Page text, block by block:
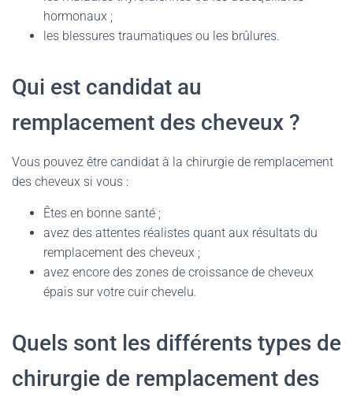
hormonaux ;
les blessures traumatiques ou les brûlures.
Qui est candidat au
remplacement des cheveux ?
Vous pouvez être candidat à la chirurgie de remplacement
des cheveux si vous :
Êtes en bonne santé ;
avez des attentes réalistes quant aux résultats du
remplacement des cheveux ;
avez encore des zones de croissance de cheveux
épais sur votre cuir chevelu.
Quels sont les différents types de
chirurgie de remplacement des